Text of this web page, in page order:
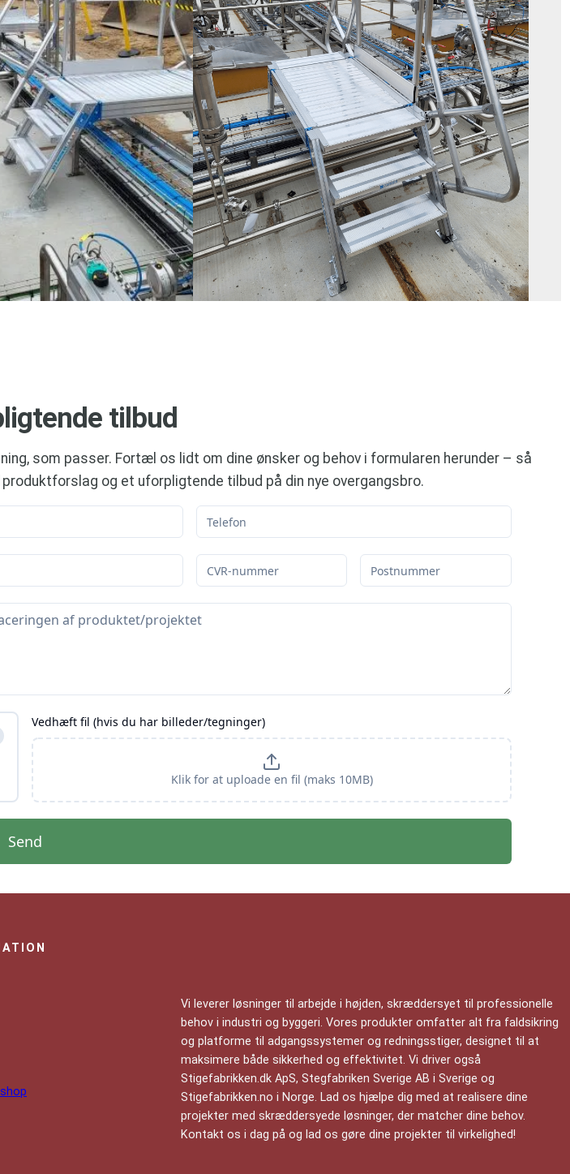
tilbud
som passer. Fortæl os lidt om dine ønsker og behov i formularen herunder – så
og et uforpligtende tilbud på din nye overgangsbro.
Vi leverer løsninger til arbejde i højden, skræddersyet til professionelle
behov i industri og byggeri. Vores produkter omfatter alt fra faldsikring
og platforme til adgangssystemer og redningsstiger, designet til at
maksimere både sikkerhed og effektivitet. Vi driver også
Stigefabrikken.dk ApS, Stegfabriken Sverige AB i Sverige og
Stigefabrikken.no i Norge. Lad os hjælpe dig med at realisere dine
projekter med skræddersyede løsninger, der matcher dine behov.
Kontakt os i dag på og lad os gøre dine projekter til virkelighed!